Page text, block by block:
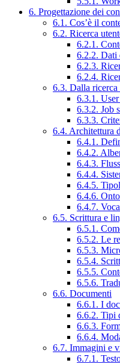
6. Progettazione dei
6.1. Cos’è il
6.2. Ricerca
6.2.1.
6.2.2. Dati
6.2.3.
6.2.4.
6.3. Dalla
6.3.1.
6.3.2. Job
6.3.3.
6.4. Architettura
6.4.1.
6.4.2.
6.4.3.
6.4.4.
6.4.5.
6.4.6.
6.4.7.
6.5. Scrittura e
6.5.1.
6.5.2. Le
6.5.3.
6.5.4.
6.5.5.
6.5.6.
6.6. Documenti
6.6.1. I
6.6.2. Tipi
6.6.3.
6.6.4.
6.7. Immagini e
6.7.1.